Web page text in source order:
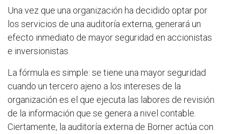
Una vez que una organización ha decidido optar por
los servicios de una auditoría externa, generará un
efecto inmediato de mayor seguridad en accionistas
e inversionistas.
La fórmula es simple: se tiene una mayor seguridad
cuando un tercero ajeno a los intereses de la
organización es el que ejecuta las labores de revisión
de la información que se genera a nivel contable.
Ciertamente, la auditoría externa de Borner actúa con